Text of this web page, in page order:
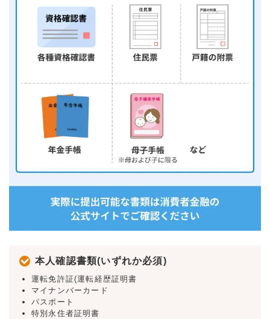
本人確認書類(いずれか必須)
運転免許証(運転経歴証明書
マイナンバーカード
パスポート
特別永住者証明書